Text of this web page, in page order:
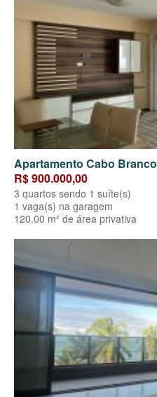
Apartamento Cabo Branco
R$ 900.000,00
3 quartos sendo 1 suíte(s)
1 vaga(s) na garagem
120.00 m² de área privativa